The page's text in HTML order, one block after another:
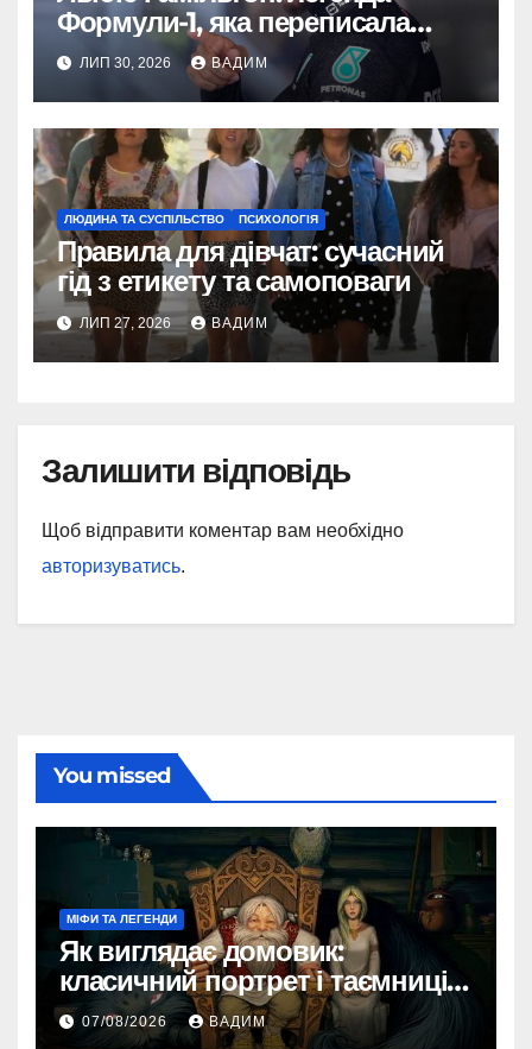
Формули-1, яка переписала
історію спорту
ЛИП 30, 2026 ВАДИМ
ЛЮДИНА ТА СУСПІЛЬСТВО ПСИХОЛОГІЯ
Правила для дівчат: сучасний
гід з етикету та самоповаги
ЛИП 27, 2026 ВАДИМ
Залишити відповідь
Щоб відправити коментар вам необхідно
авторизуватись.
You missed
МІФИ ТА ЛЕГЕНДИ
Як виглядає домовик:
класичний портрет і таємниці
зовнішності
07/08/2026 ВАДИМ